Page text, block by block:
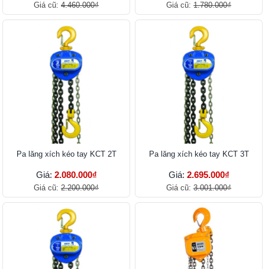
Giá cũ: 4.460.000₫ Giá cũ: 1.780.000₫
Pa lăng xích kéo tay KCT 2T
Giá: 2.080.000₫
Giá cũ: 2.200.000₫
Pa lăng xích kéo tay KCT 3T
Giá: 2.695.000₫
Giá cũ: 3.001.000₫